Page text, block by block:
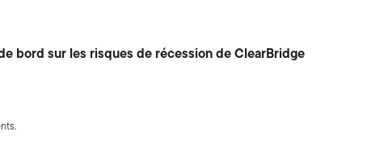
bord sur les risques de récession de ClearBridge